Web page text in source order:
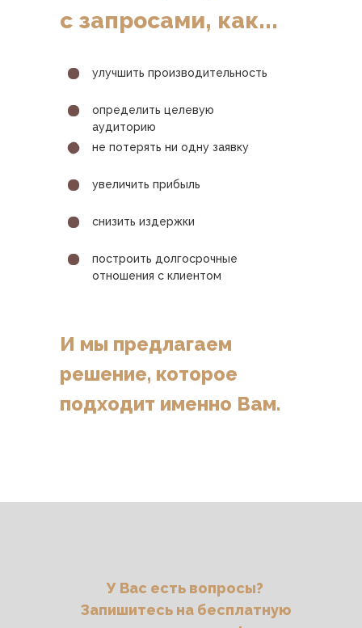
с запросами, как...
КАК...
К нам
обращаются
улучшить производительность
определить целевую
аудиторию
не потерять ни одну заявку
увеличить прибыль
построить долгосрочные
отношения с клиентом
И мы предлагаем
решение, которое
подходит именно Вам.
снизить издержки
У Вас есть вопросы?
Запишитесь на бесплатную